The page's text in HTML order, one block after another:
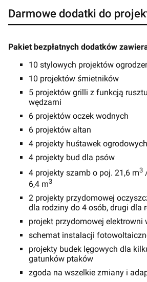
Darmowe dodatki do
Pakiet bezpłatnych dodatków
10 stylowych projektów
10 projektów śmietników
5 projektów grilli z funkcją
wędzarni
6 projektów oczek wodnych
6 projektów altan
4 projekty huśtawek ogrodowych
4 projekty bud dla psów
4 projekty szamb o poj. 21,6 m3
6,4 m3
2 projekty przydomowej
dla rodziny do 4 osób, drugi dla
projekt przydomowej elektrowni
schemat instalacji
projekty budek lęgowych dla
gatunków ptaków
zgoda na wszelkie zmiany i